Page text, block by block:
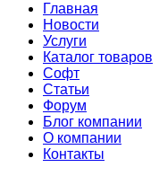
Главная
Новости
Услуги
Каталог товаров
Софт
Статьи
Форум
Блог компании
О компании
Контакты